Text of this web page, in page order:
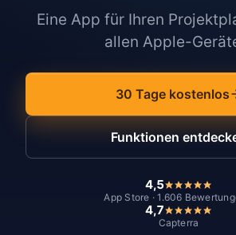
Eine App für Ihren
allen Apple-
30 Tage kostenlos
Funktionen
4,5
App Store · 1.606
4,7
Capterra